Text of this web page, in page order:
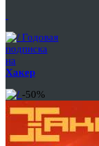
Годовая
подписка
на
Хакер
-50%